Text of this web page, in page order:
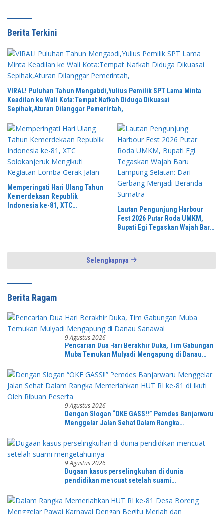
Berita Terkini
VIRAL! Puluhan Tahun Mengabdi,Yulius Pemilik SPT Lama Minta
Keadilan ke Wali Kota:Tempat Nafkah Diduga Dikuasai
Sepihak,Aturan Dilanggar Pemerintah,
Memperingati Hari Ulang Tahun
Kemerdekaan Republik
Indonesia ke-81, XTC
Lautan Pengunjung Harbour
Fest 2026 Putar Roda UMKM,
Bupati Egi Tegaskan Wajah Baru
Selengkapnya
Berita Ragam
9 Agustus 2026
Pencarian Dua Hari Berakhir Duka, Tim Gabungan
Muba Temukan Mulyadi Mengapung di Danau
9 Agustus 2026
Dengan Slogan “OKE GASS!!” Pemdes Banjarwaru
Menggelar Jalan Sehat Dalam Rangka
Peserta
9 Agustus 2026
Dugaan kasus perselingkuhan di dunia
pendidikan mencuat setelah suami